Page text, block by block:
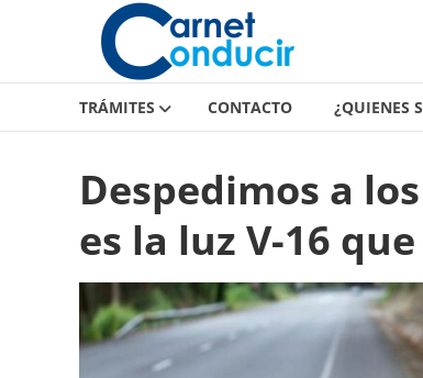
Carnet
de
conducir
Carnet
conducir
TRÁMITES CONTACTO ¿QUIENES
Despedimos a
es la luz V-16